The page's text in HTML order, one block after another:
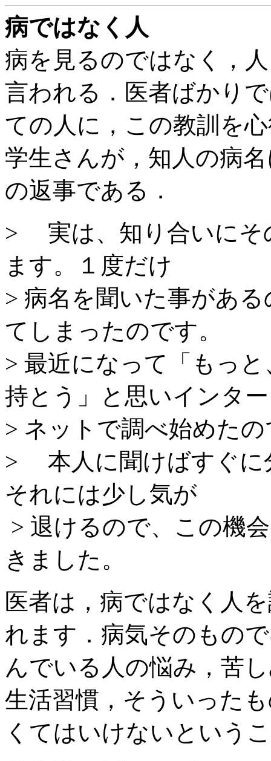
病ではなく人
病を見るのではなく，
言われる．医者ばかり
ての人に，この教訓を
学生さんが，知人の病
の返事である．
> 実は、知り合いにそ
ます。１度だけ
> 病名を聞いた事があ
てしまったのです。
> 最近になって「もっ
持とう」と思いインター
> ネットで調べ始めた
> 本人に聞けばすぐに
それには少し気が
> 退けるので、この機
きました。
医者は，病ではなく人
れます．病気そのもの
んでいる人の悩み，苦
生活習慣，そういった
くてはいけないという